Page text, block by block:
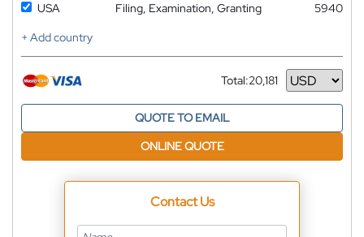
USA
Filing, Examination, Granting
5940
+ Add country
Total:20,181
Currency
QUOTE TO EMAIL
ONLINE QUOTE
Contact Us